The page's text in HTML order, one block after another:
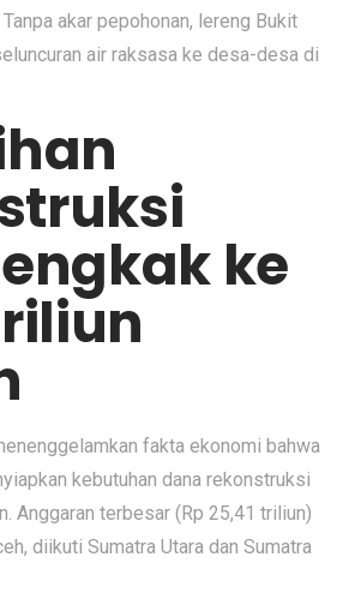
akar pepohonan, lereng Bukit
air raksasa ke desa-desa di
ke
fakta ekonomi bahwa
kebutuhan dana rekonstruksi
Anggaran terbesar (Rp 25,41 triliun)
diikuti Sumatra Utara dan Sumatra